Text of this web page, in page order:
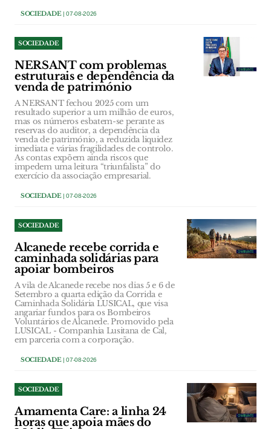
SOCIEDADE| 07-08-2026
SOCIEDADE
NERSANT com problemas
estruturais e dependência da
venda de património
A NERSANT fechou 2025 com um
resultado superior a um milhão de euros,
mas os números esbatem-se perante as
reservas do auditor, a dependência da
venda de património, a reduzida liquidez
imediata e várias fragilidades de controlo.
As contas expõem ainda riscos que
impedem uma leitura “triunfalista” do
exercício da associação empresarial.
SOCIEDADE| 07-08-2026
SOCIEDADE
Alcanede recebe corrida e
caminhada solidárias para
apoiar bombeiros
A vila de Alcanede recebe nos dias 5 e 6 de
Setembro a quarta edição da Corrida e
Caminhada Solidária LUSICAL, que visa
angariar fundos para os Bombeiros
Voluntários de Alcanede. Promovido pela
LUSICAL - Companhia Lusitana de Cal,
em parceria com a corporação.
SOCIEDADE| 07-08-2026
SOCIEDADE
Amamenta Care: a linha 24
horas que apoia mães do